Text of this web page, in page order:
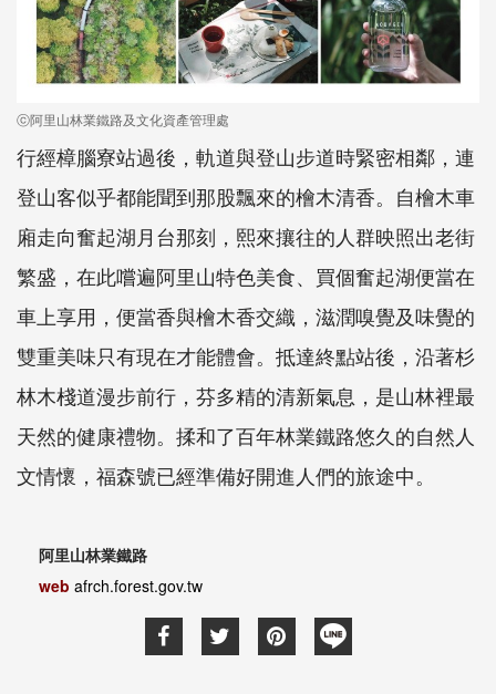
ⓒ阿里山林業鐵路及文化資產管理處
行經樟腦寮站過後，軌道與登山步道時緊密相鄰，連
登山客似乎都能聞到那股飄來的檜木清香。自檜木車
廂走向奮起湖月台那刻，熙來攘往的人群映照出老街
繁盛，在此嚐遍阿里山特色美食、買個奮起湖便當在
車上享用，便當香與檜木香交織，滋潤嗅覺及味覺的
雙重美味只有現在才能體會。抵達終點站後，沿著杉
林木棧道漫步前行，芬多精的清新氣息，是山林裡最
天然的健康禮物。揉和了百年林業鐵路悠久的自然人
文情懷，福森號已經準備好開進人們的旅途中。
阿里山林業鐵路
web afrch.forest.gov.tw